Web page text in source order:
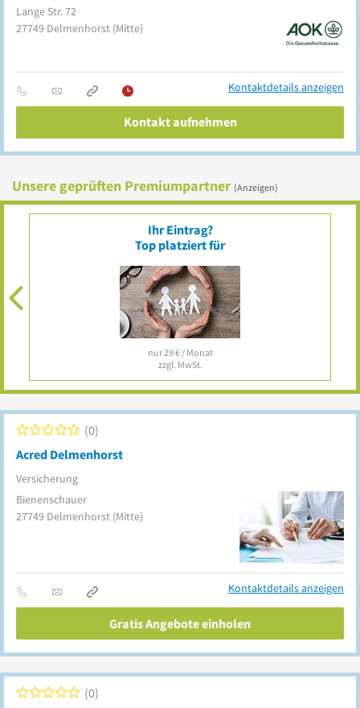
Lange Str. 72
27749 Delmenhorst (Mitte)
Kontaktdetails anzeigen
Kontakt aufnehmen
Unsere geprüften Premiumpartner (Anzeigen)
Ihr Eintrag?
Top platziert für
nur 29 € / Monat
zzgl. MwSt.
Acred Delmenhorst
Versicherung
0
Bienenschauer
27749 Delmenhorst (Mitte)
Kontaktdetails anzeigen
Gratis Angebote einholen
0